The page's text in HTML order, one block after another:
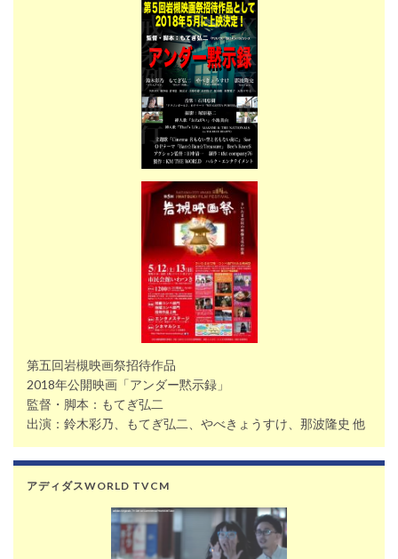
第五回岩槻映画祭招待作品
2018年公開映画「アンダー黙示録」
監督・脚本：もてぎ弘二
出演：鈴木彩乃、もてぎ弘二、やべきょうすけ、那波隆史 他
アディダスWORLD TVCM